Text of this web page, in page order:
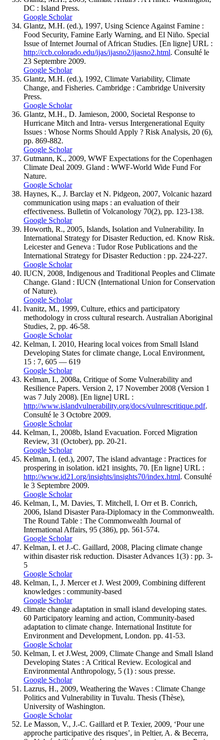
DC : Island Press.
Google Scholar
Glantz, M.H. (ed.), 1997, Using Science Against Famine :
Food Security, Famine Early Warning, and El Niño. Special
Issue of Internet Journal of African Studies. [En ligne] URL :
http://ccb.colorado.edu/ijas/ijasno2/ijasno2.html. Consulté le
23 Septembre 2009.
Google Scholar
Glantz, M.H. (ed.), 1992, Climate Variability, Climate
Change, and Fisheries. Cambridge : Cambridge University
Press.
Google Scholar
Glantz, M.H., D. Jamieson, 2000, Societal Response to
Hurricane Mitch and Intra- versus Intergenerational Equity
Issues : Whose Norms Should Apply ? Risk Analysis, 20 (6),
pp. 869-882.
Google Scholar
Gutmann, K., 2009, WWF Expectations for the Copenhagen
Climate Deal 2009. Gland : WWF-World Wide Fund For
Nature.
Google Scholar
Haynes, K., J. Barclay et N. Pidgeon, 2007, Volcanic hazard
communication using maps : an evaluation of their
effectiveness. Bulletin of Volcanology 70(2), pp. 123-138.
Google Scholar
Howorth, R., 2005, Islands, Isolation and Vulnerability. In
International Strategy for Disaster Reduction, ed. Know Risk.
Leicester and Geneva : Tudor Rose Publications and the
International Strategy for Disaster Reduction : pp. 224-227.
Google Scholar
IUCN, 2008, Indigenous and Traditional Peoples and Climate
Change. Gland : IUCN (International Union for Conservation
of Nature).
Google Scholar
Ivanitz, M., 1999, Culture, ethics and participatory
methodology in cross cultural research. Australian Aboriginal
Studies, 2, pp. 46-58.
Google Scholar
Kelman, I. 2010, Hearing local voices from Small Island
Developing States for climate change, Local Environment,
15 : 7, 605 — 619
Google Scholar
Kelman, I., 2008a, Critique of Some Vulnerability and
Resilience Papers. Version 2, 17 November 2008 (Version 1
was 7 July 2008). [En ligne] URL :
http://www.islandvulnerability.org/docs/vulnrescritique.pdf.
Consulté le 3 Octobre 2009.
Google Scholar
Kelman, I., 2008b, Island Evacuation. Forced Migration
Review, 31 (October), pp. 20-21.
Google Scholar
Kelman, I. (ed.), 2007, The island advantage : Practices for
prospering in isolation. id21 insights, 70. [En ligne] URL :
http://www.id21.org/insights/insights70/index.html. Consulté
le 3 Septembre 2009.
Google Scholar
Kelman, I., M. Davies, T. Mitchell, I. Orr et B. Conrich,
2006, Island Disaster Para-Diplomacy in the Commonwealth.
The Round Table : The Commonwealth Journal of
International Affairs, 95 (386), pp. 561-574.
Google Scholar
Kelman, I. et J.-C. Gaillard, 2008, Placing climate change
within disaster risk reduction. Disaster Advances 1(3) : pp. 3-
5
Google Scholar
Kelman, I., J. Mercer et J. West 2009, Combining different
knowledges : community-based
Google Scholar
climate change adaptation in small island developing states.
60 Participatory learning and action, Community-based
adaptation to climate change. International Institute for
Environment and Development, London. pp. 41-53.
Google Scholar
Kelman, I. et J.West, 2009, Climate Change and Small Island
Developing States : A Critical Review. Ecological and
Environmental Anthropology, 5 (1) : sous presse.
Google Scholar
Lazrus, H., 2009, Weathering the Waves : Climate Change
Politics and Vulnerability in Tuvalu. Thesis (Thèse),
University of Washington.
Google Scholar
Le Masson, V., J.-C. Gaillard et P. Texier, 2009, ‘Pour une
approche participative des risques’, in Peltier, A. & Becerra,